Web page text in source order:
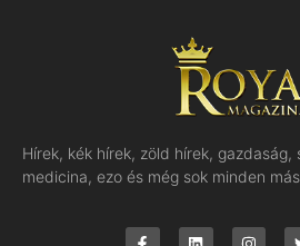
Hírek, kék hírek, zöld hírek, gazdaság,
medicina, ezo és még sok minden